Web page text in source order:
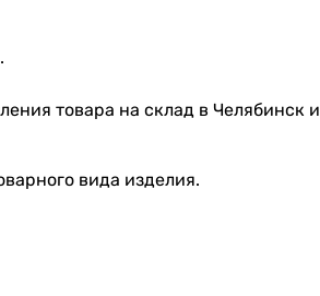
товара на склад в Челябинск и
вида изделия.